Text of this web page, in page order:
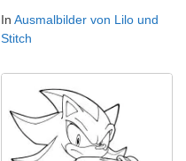
In Ausmalbilder von Lilo und
Stitch